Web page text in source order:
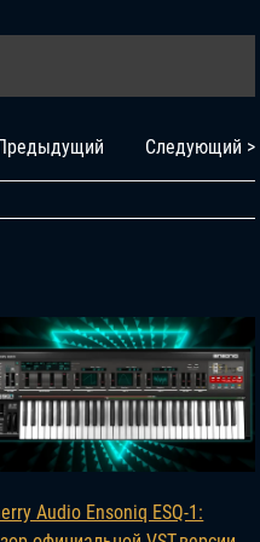
Следующий >
Audio Ensoniq ESQ-1: